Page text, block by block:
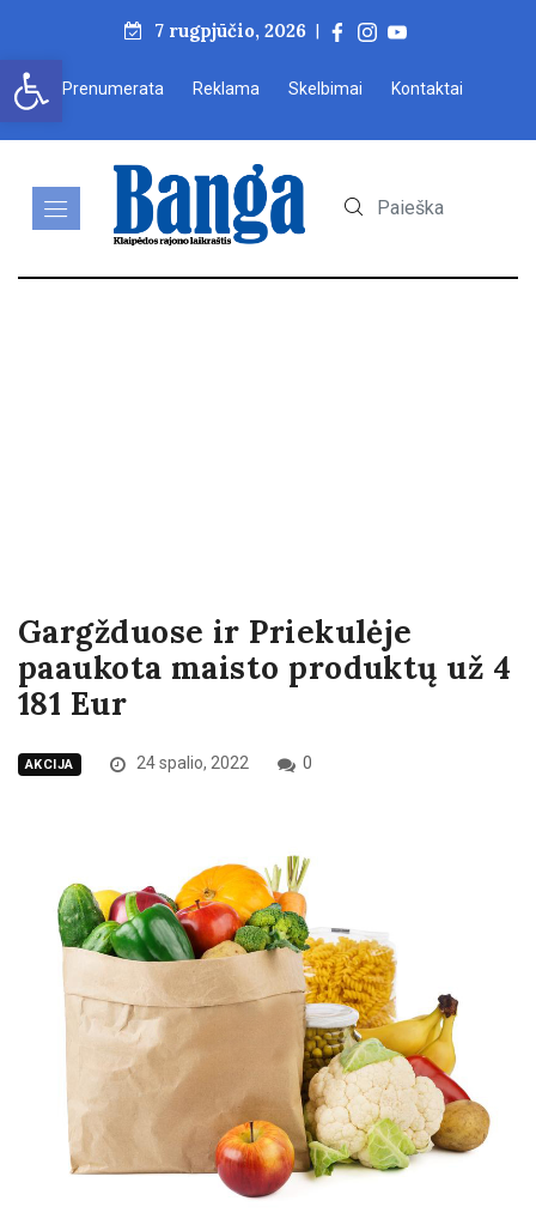
Open toolbar
7 rugpjūčio, 2026 |
Prenumerata Reklama Skelbimai Kontaktai
Gargžduose ir Priekulėje
paaukota maisto produktų už 4
181 Eur
AKCIJA 24 spalio, 2022 0